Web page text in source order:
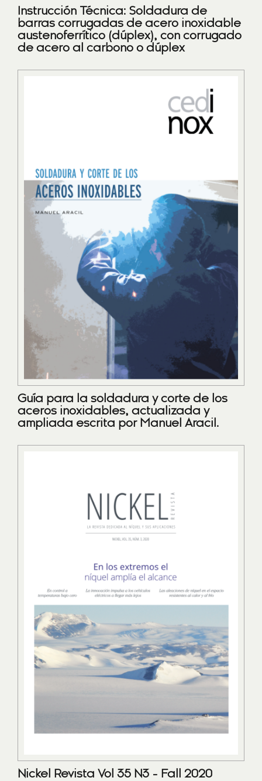
Instrucción Técnica: Soldadura de
barras corrugadas de acero inoxidable
austenoferrítico (dúplex), con corrugado
de acero al carbono o dúplex
Guía para la soldadura y corte de los
aceros inoxidables, actualizada y
ampliada escrita por Manuel Aracil.
Nickel Revista Vol 35 N3 - Fall 2020